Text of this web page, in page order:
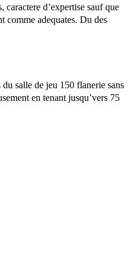
d’expertise sauf que
comme adequates. Du des
salle de jeu 150 flanerie sans
en tenant jusqu’vers 75